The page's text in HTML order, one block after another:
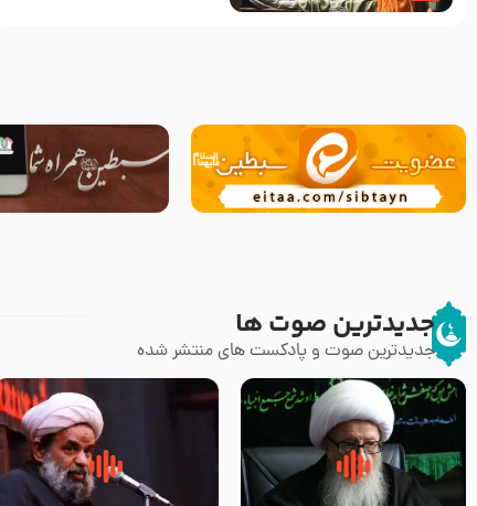
جدیدترین صوت ها
جدیدترین صوت و پادکست های منتشر شده